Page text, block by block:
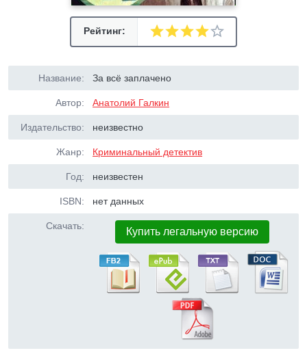
Рейтинг:
Название: За всё заплачено
Автор: Анатолий Галкин
Издательство: неизвестно
Жанр: Криминальный детектив
Год: неизвестен
ISBN: нет данных
Скачать: Купить легальную версию